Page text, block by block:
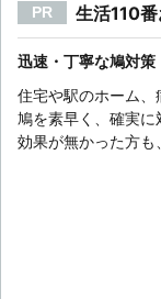
PR 生活110
迅速・丁寧な鳩対策
住宅や駅のホーム
鳩を素早く、確実
効果が無かった方も